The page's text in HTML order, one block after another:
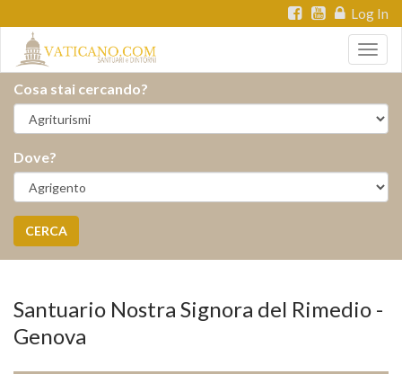
Log In
Cosa stai cercando?
Dove?
CERCA
Santuario Nostra Signora del Rimedio -
Genova